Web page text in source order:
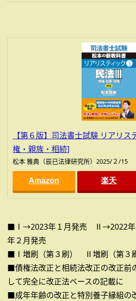
【第６版】司法書士試験 リアリ
権・親族・相続]
松本 雅典（辰已法律研究所）2025/２/15
Amazon 楽天
■Ⅰ→2023年１月発売 Ⅱ→2022
年２月発売
■Ⅰ増刷（第３刷） Ⅱ増刷（第３刷
■債権法改正と相続法改正の改正前
して完全に改正法ベースの記載に
■成年年齢の改正と特別養子縁組の